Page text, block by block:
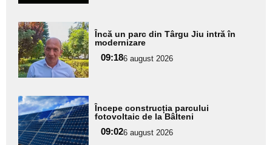
Adaugă
aici textul
pentru
subtitlu
Încă un parc din Târgu Jiu intră în
modernizare
09:186 august 2026
Adaugă
aici textul
pentru
Începe construcția parcului
fotovoltaic de la Bâlteni
09:026 august 2026